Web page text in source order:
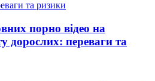
порно відео на
дорослих: переваги та